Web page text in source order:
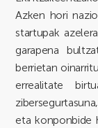
Azken hori
startupak
garapena
berrietan
errealitate
eta konponbide